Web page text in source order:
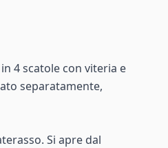
4 scatole con viteria e
separatamente,
Si apre dal